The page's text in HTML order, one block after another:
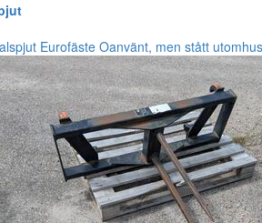
Eurofäste Oanvänt, men stått utomhus